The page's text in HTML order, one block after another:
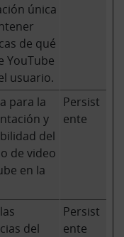
única
de qué
YouTube
usuario.
para la
y
del
de video
en la
Persist
ente
del
Persist
ente